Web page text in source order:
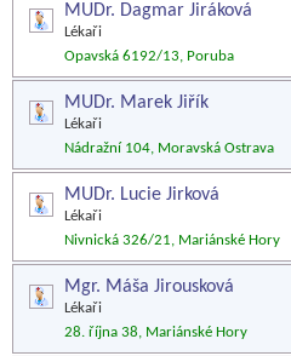
MUDr. Dagmar Jiráková
Lékaři
Opavská 6192/13, Poruba
MUDr. Marek Jiřík
Lékaři
Nádražní 104, Moravská Ostrava
MUDr. Lucie Jirková
Lékaři
Nivnická 326/21, Mariánské Hory
Mgr. Máša Jirousková
Lékaři
28. října 38, Mariánské Hory